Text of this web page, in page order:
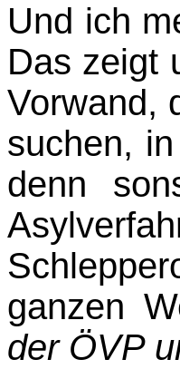
Und ich
Das zeigt
Vorwand,
su­chen,
denn
ganzen
der ÖVP